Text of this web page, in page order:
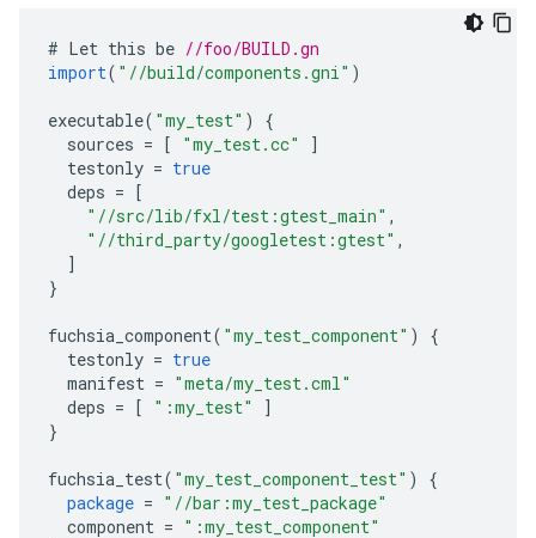
# Let this be //foo/BUILD.gn
import( "//build/components.gni" )
executable( "my_test" )
{
sources = [ "my_test.cc"
]
testonly = true
deps = [
"//src/lib/fxl/test:gtest_main" ,
"//third_party/googletest:gtest" ,
]
}
fuchsia_component( "my_test_component" )
{
testonly = true
manifest = "meta/my_test.cml"
deps = [ ":my_test"
]
}
fuchsia_test( "my_test_component_test" )
{
package = "//bar:my_test_package"
component = ":my_test_component"